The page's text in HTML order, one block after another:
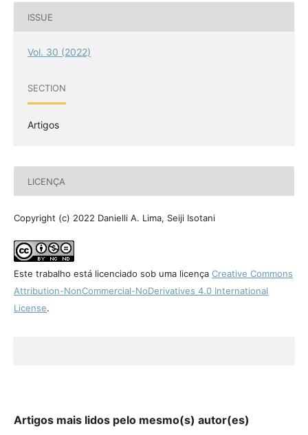
ISSUE
Vol. 30 (2022)
SECTION
Artigos
LICENÇA
Copyright (c) 2022 Danielli A. Lima, Seiji Isotani
Este trabalho está licenciado sob uma licença Creative Commons
Attribution-NonCommercial-NoDerivatives 4.0 International
License.
Artigos mais lidos pelo mesmo(s) autor(es)